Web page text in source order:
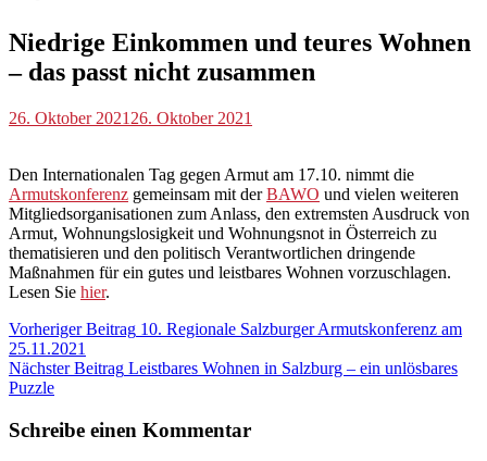
Blog
Niedrige Einkommen und teures Wohnen
– das passt nicht zusammen
p.geschwendtner
26. Oktober 2021 26. Oktober 2021
Den Internationalen Tag gegen Armut am 17.10. nimmt die
Armutskonferenz gemeinsam mit derBAWO und vielen weiteren
Mitgliedsorganisationen zum Anlass, den extremsten Ausdruck von
Armut, Wohnungslosigkeit und Wohnungsnot in Österreich zu
thematisieren und den politisch Verantwortlichen dringende
Maßnahmen für ein gutes und leistbares Wohnen vorzuschlagen.
Lesen Sie hier.
Kategorie:
Blog
Verschlagwortet:
Armutskonferenz
EinkommenPuzzle
Beitragsnavigation
Vorheriger Beitrag 10. Regionale Salzburger Armutskonferenz am
25.11.2021
Nächster Beitrag Leistbares Wohnen in Salzburg – ein unlösbares
Puzzle
Schreibe einen Kommentar